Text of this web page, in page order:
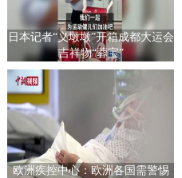
日本记者“义墩墩”开箱成都大运会
吉祥物“蓉宝”
欧洲疾控中心：欧洲各国需警惕